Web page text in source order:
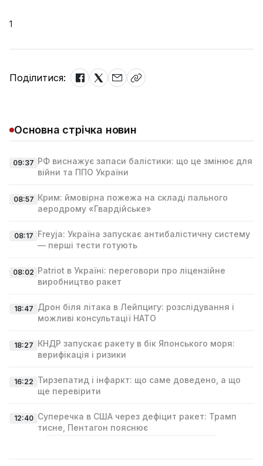
1
Поділитися:
Основна стрічка новин
09:37 РФ виснажує запаси балістики: що це змінює для
війни та ППО України
08:57 Крим: ймовірна пожежа на складі пального
аеродрому «Гвардійське»
08:17 Freyja: Україна запускає антибалістичну систему
— перші тести готують
08:02 Patriot в Україні: переговори про ліцензійне
виробництво ракет
18:47 Дрон біля літака в Лейпцигу: розслідування і
можливі консультації НАТО
18:27 КНДР запускає ракету в бік Японського моря:
верифікація і ризики
16:22 Тирзепатид і інфаркт: що саме доведено, а що
ще перевірити
12:40 Суперечка в США через дефіцит ракет: Трамп
тисне, Пентагон пояснює